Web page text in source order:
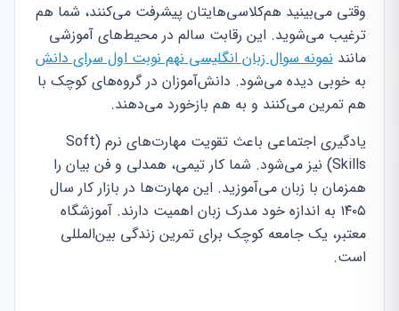
وقتی می‌بینید هم‌کلاسی‌هایتان پیشرفت می‌کنند، شما هم
ترغیب می‌شوید. این رقابت سالم در محیط‌های آموزشی
مانند نمونه سوال زبان انگلیسی نهم نوبت اول سرای دانش
به خوبی دیده می‌شود. دانش‌آموزان در گروه‌های کوچک با
هم تمرین می‌کنند و به هم بازخورد می‌دهند.
یادگیری اجتماعی باعث تقویت مهارت‌های نرم (Soft
Skills) نیز می‌شود. شما کار تیمی، همدلی و فن بیان را
همزمان با زبان می‌آموزید. این مهارت‌ها در بازار کار سال
۱۴۰۵ به اندازه خود مدرک زبان اهمیت دارند. آموزشگاه
معتبر، یک جامعه کوچک برای تمرین زندگی بین‌المللی
است.